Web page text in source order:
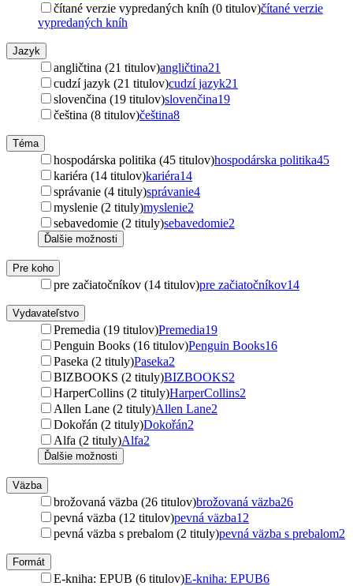
čítané verzie vypredaných kníh (0 titulov)čítané verzie
vypredaných kníh
Jazyk
angličtina (21 titulov)angličtina21
cudzí jazyk (21 titulov)cudzí jazyk21
slovenčina (19 titulov)slovenčina19
čeština (8 titulov)čeština8
Téma
hospodárska politika (45 titulov)hospodárska politika45
kariéra (14 titulov)kariéra14
správanie (4 tituly)správanie4
myslenie (2 tituly)myslenie2
sebavedomie (2 tituly)sebavedomie2
Ďalšie možnosti
Pre koho
pre začiatočníkov (14 titulov)pre začiatočníkov14
Vydavateľstvo
Premedia (19 titulov)Premedia19
Penguin Books (16 titulov)Penguin Books16
Paseka (2 tituly)Paseka2
BIZBOOKS (2 tituly)BIZBOOKS2
HarperCollins (2 tituly)HarperCollins2
Allen Lane (2 tituly)Allen Lane2
Dokořán (2 tituly)Dokořán2
Alfa (2 tituly)Alfa2
Ďalšie možnosti
Väzba
brožovaná väzba (26 titulov)brožovaná väzba26
pevná väzba (12 titulov)pevná väzba12
pevná väzba s prebalom (2 tituly)pevná väzba s prebalom2
Formát
E-kniha: EPUB (6 titulov)E-kniha: EPUB6